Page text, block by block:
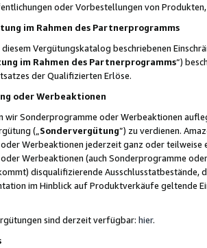
oder Vorbestellungen von
im Rahmen des Partnerprogramms
Vergütungskatalog beschriebenen
im Rahmen des Partnerprogramms“)
der Qualifizierten Erlöse.
oder Werbeaktionen
wir Sonderprogramme oder Werbeaktionen
(„ Sondervergütung”) zu verdienen.
Werbeaktionen jederzeit ganz oder
Werbeaktionen (auch Sonderprogramme
disqualifizierende Ausschlusstatbestände,
im Hinblick auf Produktverkäufe geltende
sind derzeit verfügbar: hier.